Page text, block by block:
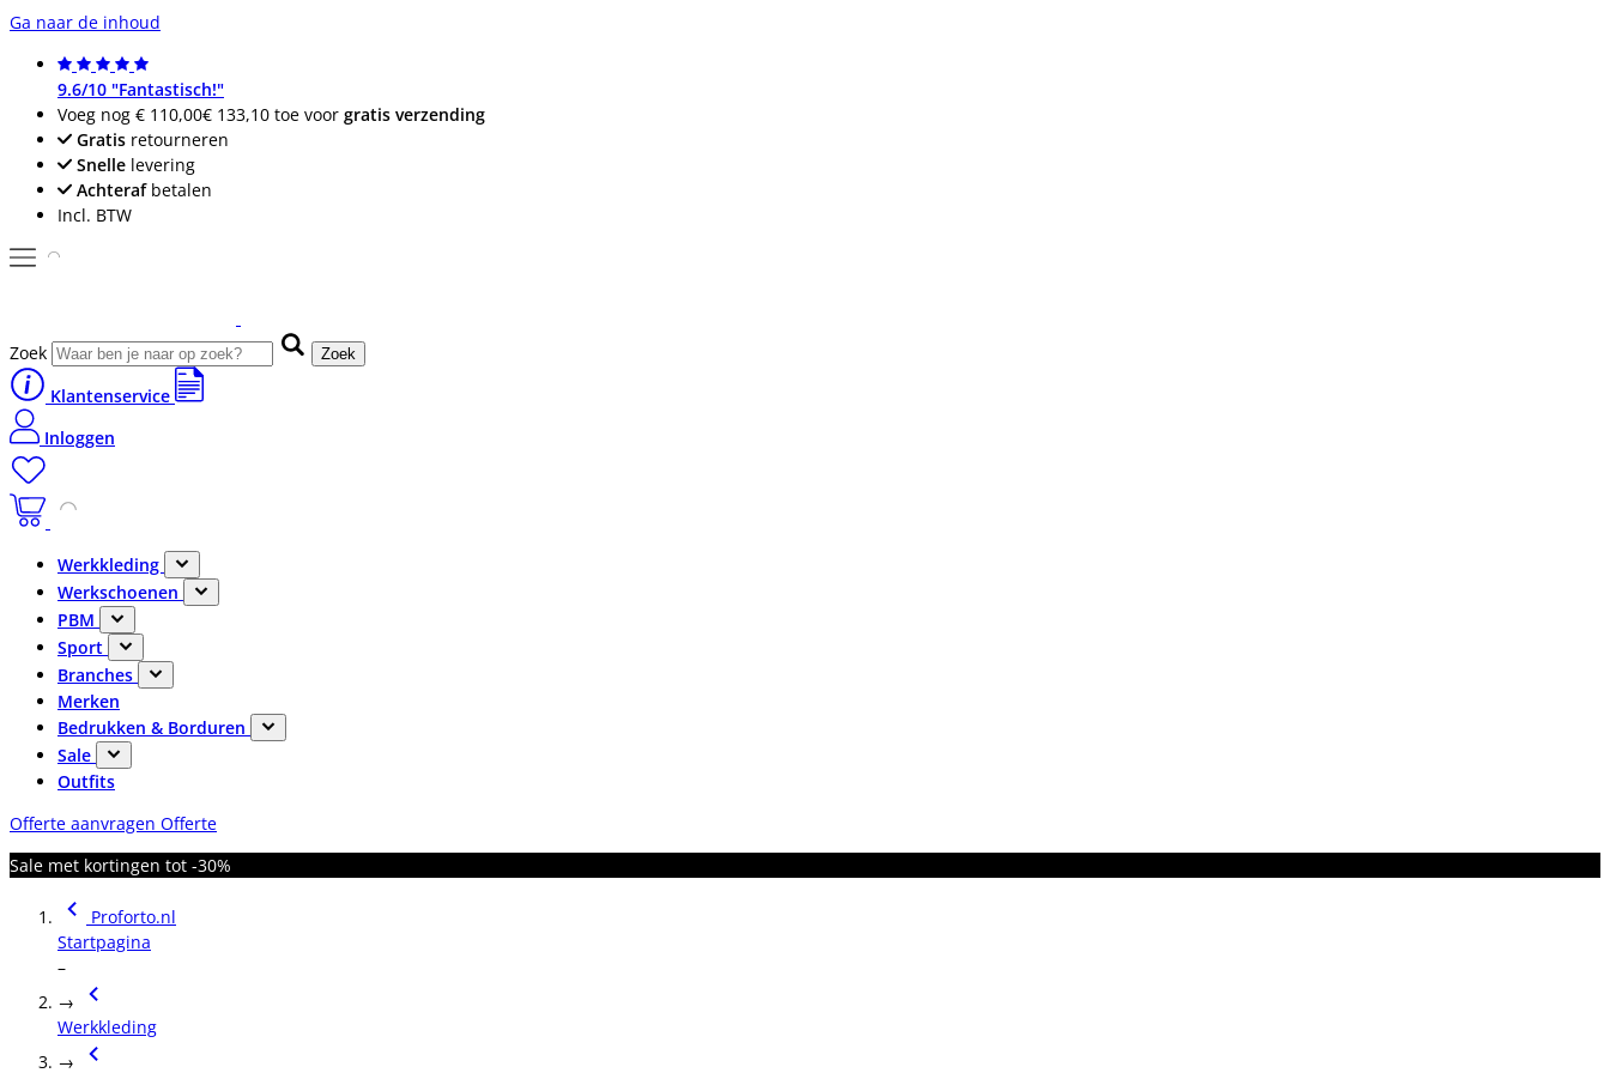
Ga naar de inhoud
9.6/10 "Fantastisch!"
Voeg nog € 110,00€ 133,10 toe voor gratis verzending
Gratis retourneren
Snelle levering
Achterafbetalen
Incl. BTW
Zoek Zoek
Klantenservice
Inloggen
Werkkleding
Werkschoenen
PBM
Sport
Branches
Merken
Bedrukken & Borduren
Sale
Outfits
Offerte aanvragen Offerte
Sale met kortingen tot -30%
Proforto.nl
Startpagina
–
→
Werkkleding
→